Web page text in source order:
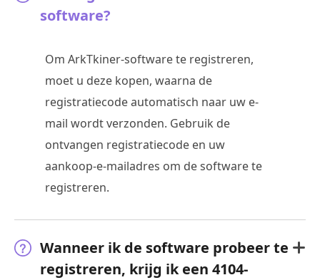
software?
Om ArkTkiner-software te registreren,
moet u deze kopen, waarna de
registratiecode automatisch naar uw e-
mail wordt verzonden. Gebruik de
ontvangen registratiecode en uw
aankoop-e-mailadres om de software te
registreren.
Wanneer ik de software probeer te
registreren, krijg ik een 4104-